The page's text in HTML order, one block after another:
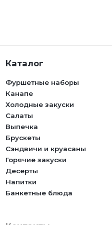
Каталог
Фуршетные наборы
Канапе
Холодные закуски
Салаты
Выпечка
Брускеты
Сэндвичи и круасаны
Горячие закуски
Десерты
Напитки
Банкетные блюда